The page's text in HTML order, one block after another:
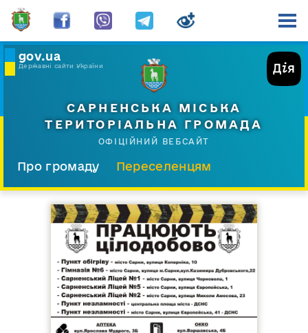
gov.ua
Державні сайти України
САРНЕНСЬКА МІСЬКА
ТЕРИТОРІАЛЬНА ГРОМАДА
ОФІЦІЙНИЙ ВЕБСАЙТ
Про громаду
Переселенцям
Прес-центр